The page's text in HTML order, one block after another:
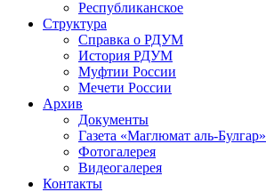
Республиканское
Структура
Справка о РДУМ
История РДУМ
Муфтии России
Мечети России
Архив
Документы
Газета «Маглюмат аль-Булгар»
Фотогалерея
Видеогалерея
Контакты